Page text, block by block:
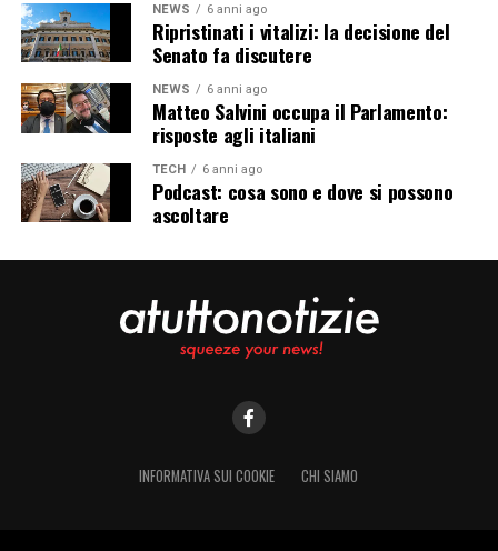
NEWS 6 anni ago
Ripristinati i vitalizi: la decisione del
Senato fa discutere
NEWS 6 anni ago
Matteo Salvini occupa il Parlamento:
risposte agli italiani
TECH 6 anni ago
Podcast: cosa sono e dove si possono
ascoltare
INFORMATIVA SUI COOKIE CHI SIAMO